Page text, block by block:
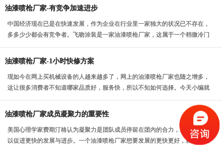
油漆喷枪厂家-有竞争加速进步
中国经济现在已是在快速发展，作为企业在行业里一家独大的状况已不存在，
多多少少都会有竞争者。飞吻涂装是一家油漆喷枪厂家，这属于一个稍微冷门
油漆喷枪厂家-1小时快修方案
现如今在网上买机械设备的人越来越多了，网上的油漆喷枪厂家也随之增多，
这让很多消费者不知道哪家品质好，服务快，所以不知如何选择。今天小编就
油漆喷枪厂家成员凝聚力的重要性
美国心理学家费期汀格认为凝聚力是团队成员停留在团内的合力，这种力量可
以促进更快的发展与进步。一个油漆喷枪厂家想要发展的更快更好，就要注重